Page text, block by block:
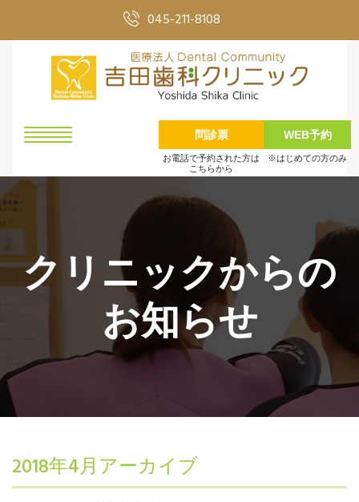
045-211-8108
問診票
お電話で予約された方は
こちらから
WEB予約
※はじめての方のみ
クリニックからの
お知らせ
2018年4月アーカイブ